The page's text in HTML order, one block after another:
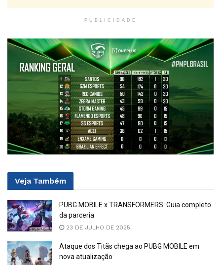
PUBLICIDADE
Veja Também
PUBG MOBILE x TRANSFORMERS: Guia completo
da parceria
23 DE JULHO DE 2025
Ataque dos Titãs chega ao PUBG MOBILE em
nova atualização